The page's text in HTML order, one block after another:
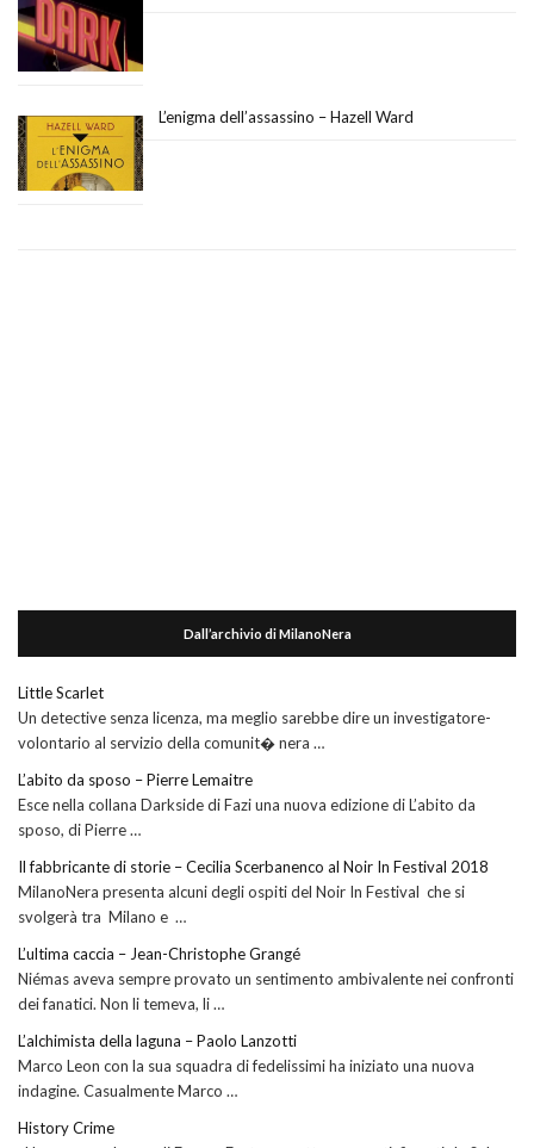
L’enigma dell’assassino – Hazell Ward
Dall’archivio di MilanoNera
Little Scarlet
Un detective senza licenza, ma meglio sarebbe dire un investigatore-
volontario al servizio della comunit� nera …
L’abito da sposo – Pierre Lemaitre
Esce nella collana Darkside di Fazi una nuova edizione di L’abito da
sposo, di Pierre …
Il fabbricante di storie – Cecilia Scerbanenco al Noir In Festival 2018
MilanoNera presenta alcuni degli ospiti del Noir In Festival che si
svolgerà tra Milano e …
L’ultima caccia – Jean-Christophe Grangé
Niémas aveva sempre provato un sentimento ambivalente nei confronti
dei fanatici. Non li temeva, li …
L’alchimista della laguna – Paolo Lanzotti
Marco Leon con la sua squadra di fedelissimi ha iniziato una nuova
indagine. Casualmente Marco …
History Crime